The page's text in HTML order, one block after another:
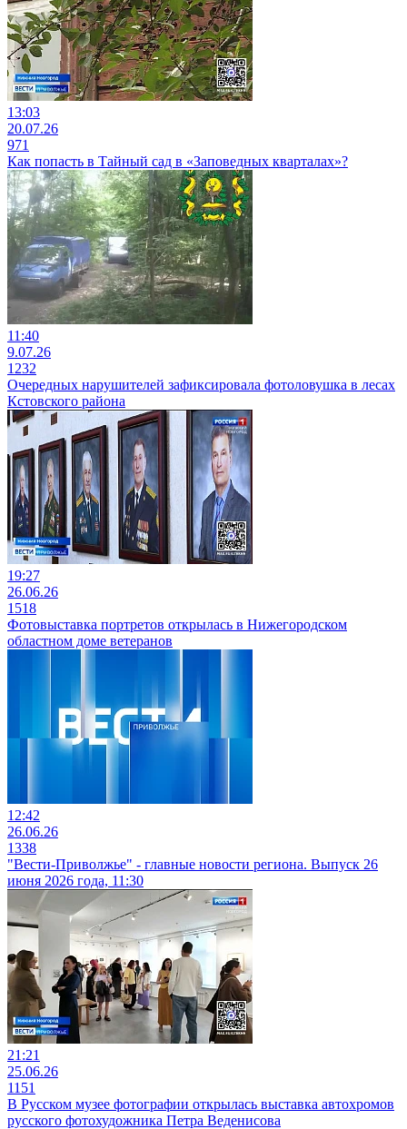
13:03
20.07.26
971
Как попасть в Тайный сад в «Заповедных кварталах»?
11:40
9.07.26
1232
Очередных нарушителей зафиксировала фотоловушка в лесах
Кстовского района
19:27
26.06.26
1518
Фотовыставка портретов открылась в Нижегородском
областном доме ветеранов
12:42
26.06.26
1338
"Вести-Приволжье" - главные новости региона. Выпуск 26
июня 2026 года, 11:30
21:21
25.06.26
1151
В Русском музее фотографии открылась выставка автохромов
русского фотохудожника Петра Веденисова